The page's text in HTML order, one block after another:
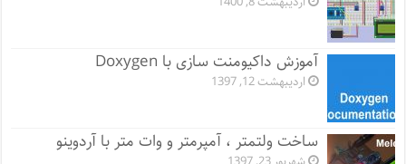
آموزش داکیومنت سازی با Doxygen
اردیبهشت 12, 1397
ساخت ولتمتر ، آمپرمتر و وات متر با آردوینو